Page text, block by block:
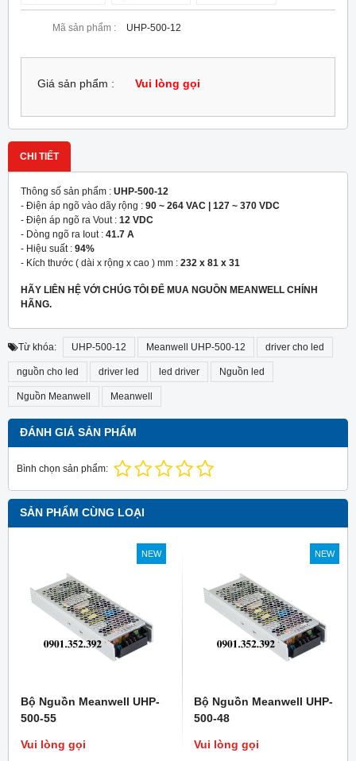
Mã sản phẩm : UHP-500-12
Giá sản phẩm : Vui lòng gọi
CHI TIẾT
Thông số sản phẩm : UHP-500-12
- Điện áp ngõ vào dãy rộng : 90 ~ 264 VAC | 127 ~ 370 VDC
- Điện áp ngõ ra Vout : 12 VDC
- Dòng ngõ ra Iout : 41.7 A
- Hiệu suất : 94%
- Kích thước ( dài x rộng x cao ) mm : 232 x 81 x 31
HÃY LIÊN HỆ VỚI CHÚG TÔI ĐỂ MUA NGUỒN MEANWELL CHÍNH
HÃNG.
Từ khóa: UHP-500-12 Meanwell UHP-500-12 driver cho led
nguồn cho led driver led led driver Nguồn led
Nguồn Meanwell Meanwell
ĐÁNH GIÁ SẢN PHẨM
Bình chọn sản phẩm:
SẢN PHẨM CÙNG LOẠI
NEW
Bộ Nguồn Meanwell UHP-
500-55
Vui lòng gọi
NEW
Bộ Nguồn Meanwell UHP-
500-48
Vui lòng gọi